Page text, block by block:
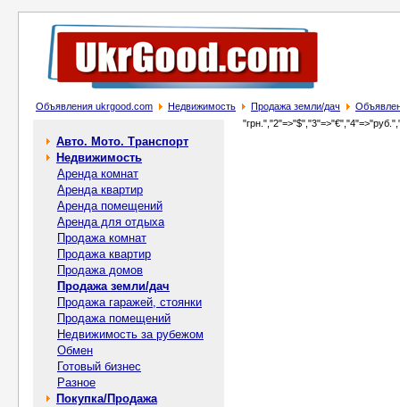
Объявления ukrgood.com Недвижимость Продажа земли/дач
Авто. Мото. Транспорт
Недвижимость
Аренда комнат
Аренда квартир
Аренда помещений
Аренда для отдыха
Продажа комнат
Продажа квартир
Продажа домов
Продажа земли/дач
Продажа гаражей, стоянки
Продажа помещений
Недвижимость за рубежом
Обмен
Готовый бизнес
Разное
Покупка/Продажа